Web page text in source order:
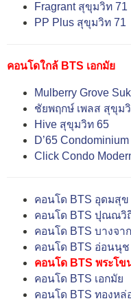
Fragrant สุขุมวิท 71
PP Plus สุขุมวิท 71
คอนโดใกล้ BTS เอกมัย
Mulberry Grove
ชัยพฤกษ์ เพลส สุขุม
Hive สุขุมวิท 65
D’65 Condominium
Click Condo
คอนโด BTS อุดมสุข
คอนโด BTS ปุณณวิ
คอนโด BTS บางจาก
คอนโด BTS อ่อนนุช
คอนโด BTS พระโข
คอนโด BTS เอกมัย
คอนโด BTS ทองหล่